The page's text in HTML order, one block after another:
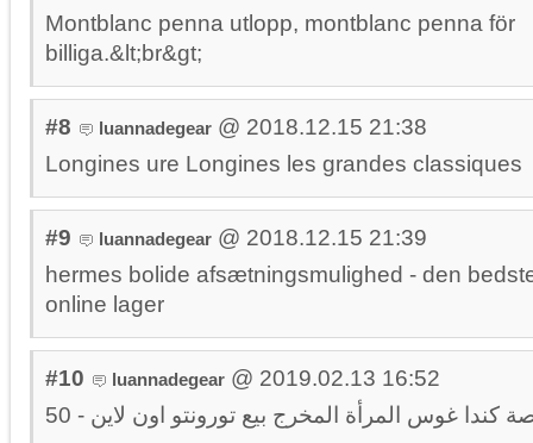
Montblanc penna utlopp, montblanc penna för
billiga.&lt;br&gt;
#8 luannadegear @ 2018.12.15 21:38
Longines ure Longines les grandes classiques
#9 luannadegear @ 2018.12.15 21:39
hermes bolide afsætningsmulighed - den
online lager
#10 luannadegear @ 2019.02.13 16:52